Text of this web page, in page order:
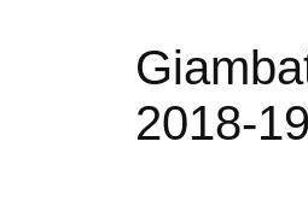
2018-